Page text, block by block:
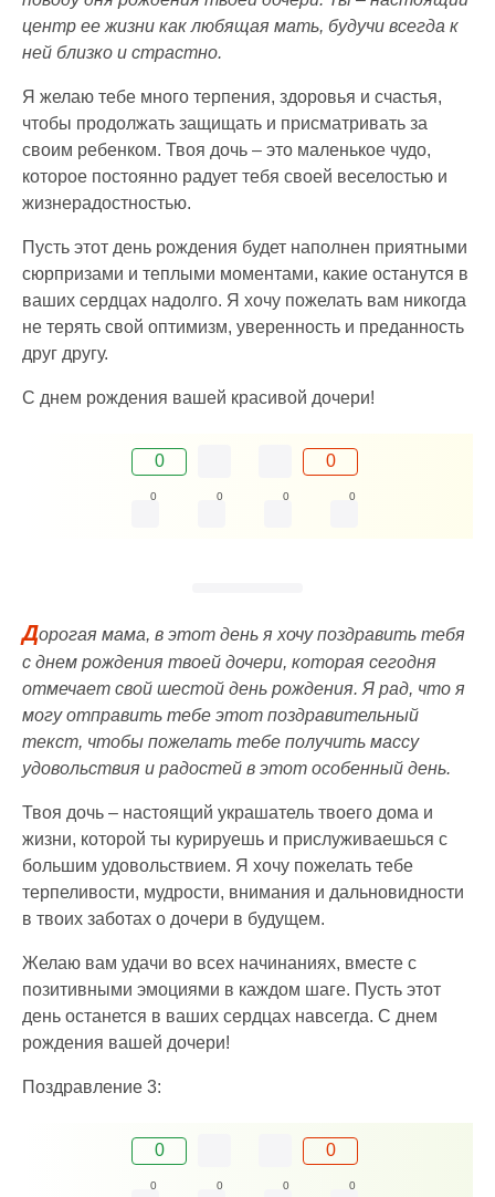
центр ее жизни как любящая мать, будучи всегда к
ней близко и страстно.
Я желаю тебе много терпения, здоровья и счастья,
чтобы продолжать защищать и присматривать за
своим ребенком. Твоя дочь – это маленькое чудо,
которое постоянно радует тебя своей веселостью и
жизнерадостностью.
Пусть этот день рождения будет наполнен приятными
сюрпризами и теплыми моментами, какие останутся в
ваших сердцах надолго. Я хочу пожелать вам никогда
не терять свой оптимизм, уверенность и преданность
друг другу.
С днем рождения вашей красивой дочери!
0 0
0 0 0 0
Дорогая мама, в этот день я хочу поздравить тебя
с днем рождения твоей дочери, которая сегодня
отмечает свой шестой день рождения. Я рад, что я
могу отправить тебе этот поздравительный
текст, чтобы пожелать тебе получить массу
удовольствия и радостей в этот особенный день.
Твоя дочь – настоящий украшатель твоего дома и
жизни, которой ты курируешь и прислуживаешься с
большим удовольствием. Я хочу пожелать тебе
терпеливости, мудрости, внимания и дальновидности
в твоих заботах о дочери в будущем.
Желаю вам удачи во всех начинаниях, вместе с
позитивными эмоциями в каждом шаге. Пусть этот
день останется в ваших сердцах навсегда. С днем
рождения вашей дочери!
Поздравление 3:
0 0
0 0 0 0